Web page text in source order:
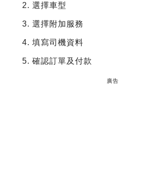
選擇車型
選擇附加服務
填寫司機資料
確認訂單及付款
廣告